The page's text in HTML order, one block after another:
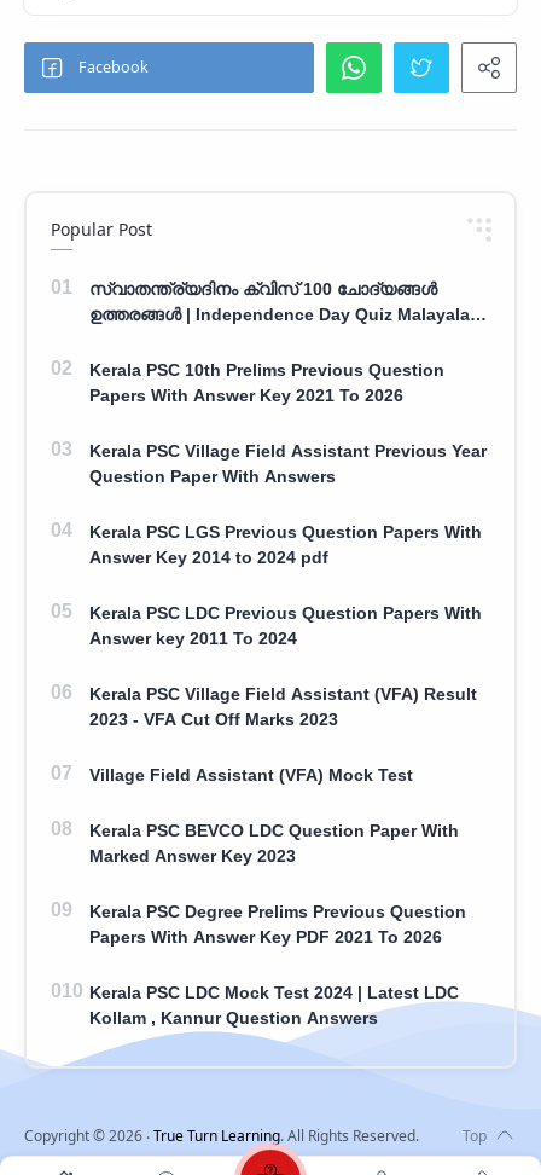
Popular Post
സ്വാതന്ത്ര്യദിനം ക്വിസ് 100 ചോദ്യങ്ങൾ
ഉത്തരങ്ങൾ | Independence Day Quiz Malayalam
Kerala PSC 10th Prelims Previous Question
Papers With Answer Key 2021 To 2026
Kerala PSC Village Field Assistant Previous Year
Question Paper With Answers
Kerala PSC LGS Previous Question Papers With
Answer Key 2014 to 2024 pdf
Kerala PSC LDC Previous Question Papers With
Answer key 2011 To 2024
Kerala PSC Village Field Assistant (VFA) Result
2023 - VFA Cut Off Marks 2023
Village Field Assistant (VFA) Mock Test
Kerala PSC BEVCO LDC Question Paper With
Marked Answer Key 2023
Kerala PSC Degree Prelims Previous Question
Papers With Answer Key PDF 2021 To 2026
Kerala PSC LDC Mock Test 2024 | Latest LDC
Kollam , Kannur Question Answers
Copyright ©2026 ‧True Turn Learning. All Rights Reserved.